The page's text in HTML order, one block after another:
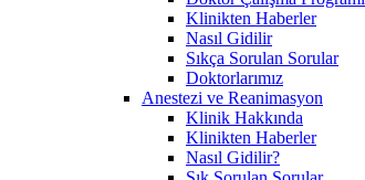
Klinikten Haberler
Nasıl Gidilir
Sıkça Sorulan Sorular
Doktorlarımız
Anestezi ve Reanimasyon
Klinik Hakkında
Klinikten Haberler
Nasıl Gidilir?